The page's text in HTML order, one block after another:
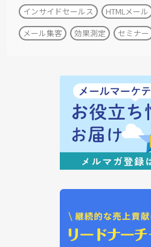
インサイドセールス
HTMLメール
メール集客
効果測定 セミナー